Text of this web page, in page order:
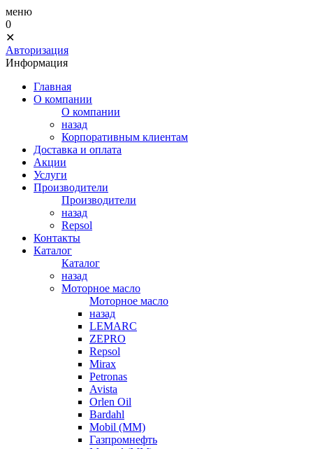
меню
0
✕
Авторизация
Информация
Главная
О компании
О компании
назад
Корпоративным клиентам
Доставка и оплата
Акции
Услуги
Производители
Производители
назад
Repsol
Контакты
Каталог
Каталог
назад
Моторное масло
Моторное масло
назад
LEMARC
ZEPRO
Repsol
Mirax
Petronas
Avista
Orlen Oil
Bardahl
Mobil (ММ)
Газпромнефть